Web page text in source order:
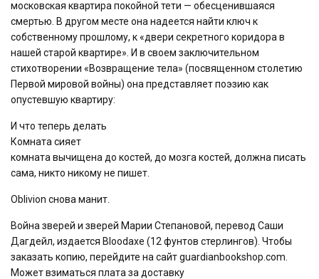
московская квартира покойной тети — обесценившаяся
смертью. В другом месте она надеется найти ключ к
собственному прошлому, к «двери секретного коридора в
нашей старой квартире». И в своем заключительном
стихотворении «Возвращение тела» (посвященном столетию
Первой мировой войны) она представляет поэзию как
опустевшую квартиру:
И что теперь делать
Комната сияет
комната вычищена до костей, до мозга костей, должна писать
сама, никто никому не пишет.
Oblivion снова манит.
Война зверей и зверей Марии Степановой, перевод Саши
Дагдейл, издается Bloodaxe (12 фунтов стерлингов). Чтобы
заказать копию, перейдите на сайт guardianbookshop.com.
Может взиматься плата за доставку